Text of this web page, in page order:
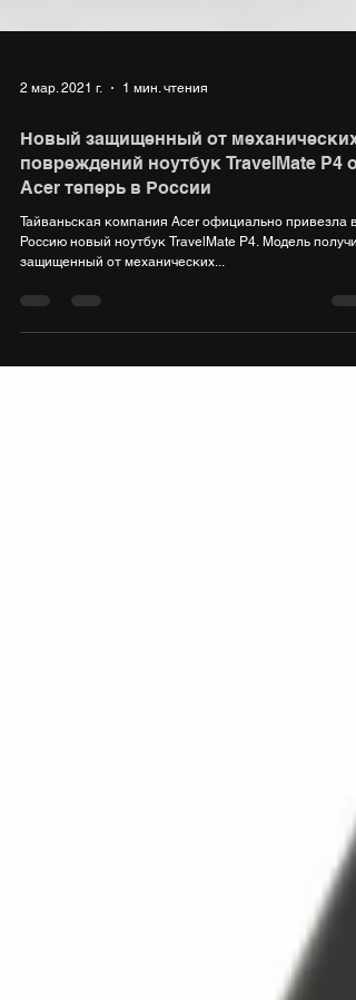
2 мар. 2021 г. 1 мин. чтения
Новый защищенный от механических
повреждений ноутбук TravelMate P4 от
Тайваньская компания Acer официально привезла в
Россию новый ноутбук TravelMate P4. Модель